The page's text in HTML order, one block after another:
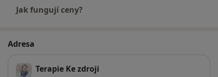
Jak fungují ceny?
Adresa
Terapie Ke zdroji